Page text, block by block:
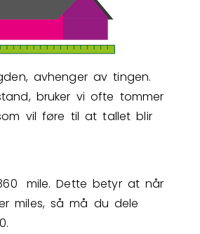
avhenger av tingen.
bruker vi ofte tommer
vil føre til at tallet blir
60
mile. Dette betyr at når
miles, så må du dele
0.